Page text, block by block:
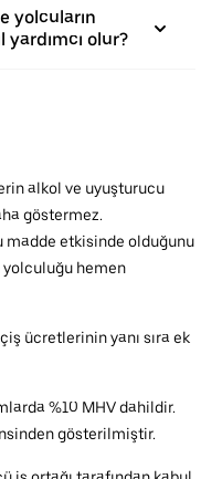
yolcuların
olur?
alkol ve uyuşturucu
göstermez.
madde etkisinde olduğunu
yolculuğu hemen
ücretlerinin yanı sıra ek
%10 MHV dahildir.
gösterilmiştir.